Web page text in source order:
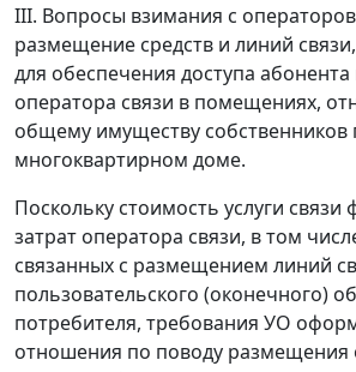
III. Вопросы взимания с
размещение средств и линий
для обеспечения доступа абонента
оператора связи в помещениях,
общему имуществу
многоквартирном доме.
Поскольку стоимость услуги связи
затрат оператора связи, в том
связанных с размещением линий
пользовательского (оконечного)
потребителя, требования УО
отношения по поводу размещения